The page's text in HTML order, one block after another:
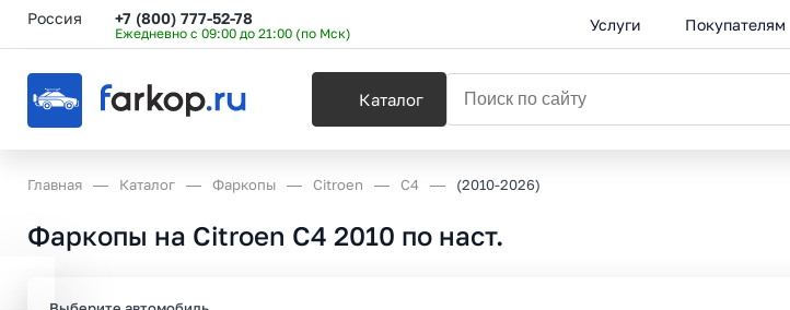
Россия +7 (800) 777-52-78
Ежедневно с 09:00 до 21:00 (по Мск) Услуги Покупателям
Каталог
Главная Каталог Фаркопы Citroen C4 (2010-2026)
Фаркопы на Citroen C4 2010 по наст.